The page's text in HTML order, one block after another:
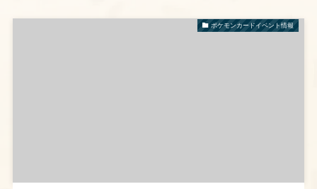
ポケモンカードイベント情報